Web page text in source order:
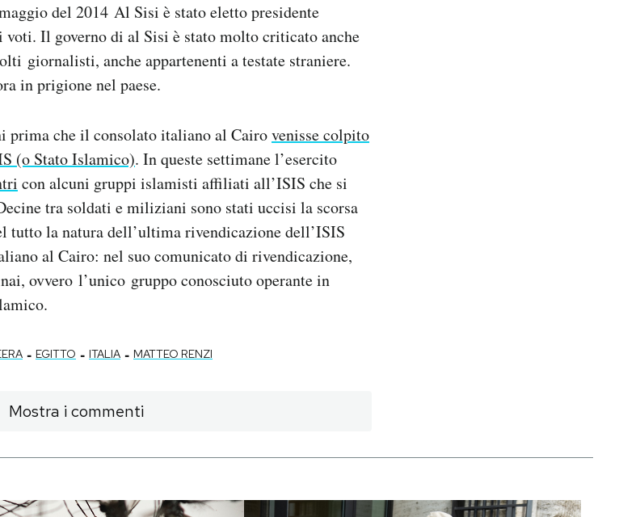
del 2014 Al Sisi è stato eletto presidente
Il governo di al Sisi è stato molto criticato anche
giornalisti, anche appartenenti a testate straniere.
in prigione nel paese.
prima che il consolato italiano al Cairovenisse colpito
(o Stato Islamico). In queste settimane l’esercito
con alcuni gruppi islamisti affiliati all’ISIS che si
tra soldati e miliziani sono stati uccisi la scorsa
tutto la natura dell’ultima rivendicazione dell’ISIS
al Cairo: nel suo comunicato di rivendicazione,
ovvero l’unico gruppo conosciuto operante in
- EGITTO - ITALIA - MATTEO RENZI
Mostra i commenti